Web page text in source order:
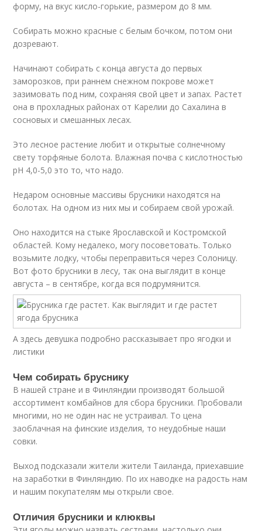
форму, на вкус кисло-горькие, размером до 8 мм.
Собирать можно красные с белым бочком, потом они
дозревают.
Начинают собирать с конца августа до первых
заморозков, при раннем снежном покрове может
зазимовать под ним, сохраняя свой цвет и запах. Растет
она в прохладных районах от Карелии до Сахалина в
сосновых и смешанных лесах.
Это лесное растение любит и открытые солнечному
свету торфяные болота. Влажная почва с кислотностью
рН 4,0-5,0 это то, что надо.
Недаром основные массивы брусники находятся на
болотах. На одном из них мы и собираем свой урожай.
Оно находится на стыке Ярославской и Костромской
областей. Кому недалеко, могу посоветовать. Только
возьмите лодку, чтобы переправиться через Солоницу.
Вот фото брусники в лесу, так она выглядит в конце
августа – в сентябре, когда вся подрумянится.
А здесь девушка подробно рассказывает про ягодки и
листики
Чем собирать бруснику
В нашей стране и в Финляндии производят большой
ассортимент комбайнов для сбора брусники. Пробовали
многими, но не один нас не устраивал. То цена
заоблачная на финские изделия, то неудобные наши
совки.
Выход подсказали жители жители Таиланда, приехавшие
на заработки в Финляндию. По их наводке на радость нам
и нашим покупателям мы открыли свое.
Отличия брусники и клюквы